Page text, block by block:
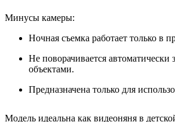
Минусы камеры:
Ночная съемка работает только в
Не поворачивается
объектами.
Предназначена только для
Модель идеальна как видеоняня в